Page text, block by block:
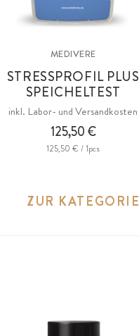
MEDIVERE
STRESSPROFIL PLUS
SPEICHELTEST
inkl. Labor- und Versandkosten
125,50 €
125,50 € / 1pcs
ZUR KATEGORIE